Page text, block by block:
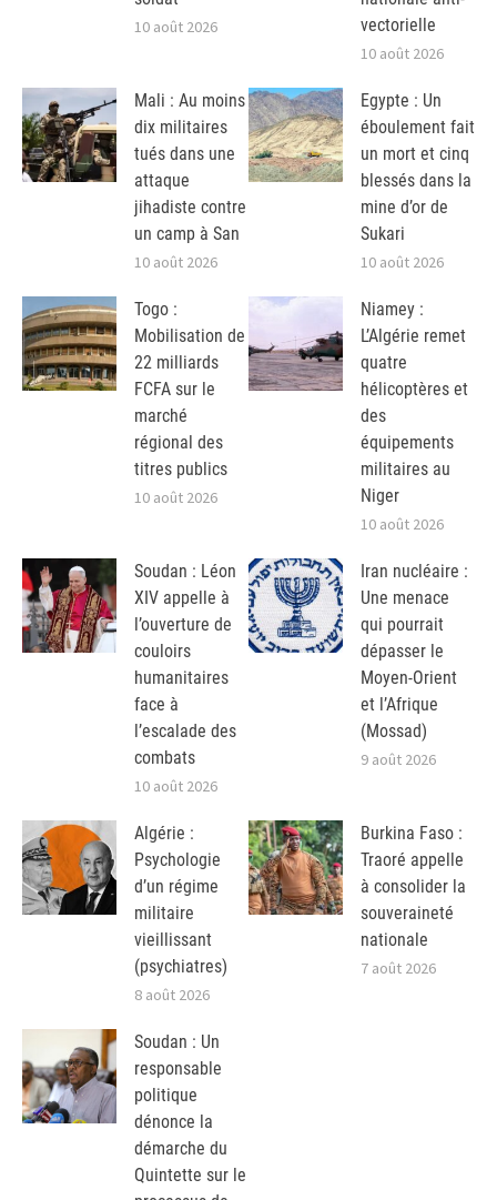
10 août 2026
vectorielle
10 août 2026
Mali : Au moins
dix militaires
tués dans une
attaque
jihadiste contre
un camp à San
10 août 2026
Egypte : Un
éboulement fait
un mort et cinq
blessés dans la
mine d’or de
Sukari
10 août 2026
Togo :
Mobilisation de
22 milliards
FCFA sur le
marché
régional des
titres publics
10 août 2026
Niamey :
L’Algérie remet
quatre
hélicoptères et
des
équipements
militaires au
Niger
10 août 2026
Soudan : Léon
XIV appelle à
l’ouverture de
couloirs
humanitaires
face à
l’escalade des
combats
10 août 2026
Iran nucléaire :
Une menace
qui pourrait
dépasser le
Moyen-Orient
et l’Afrique
(Mossad)
9 août 2026
Algérie :
Psychologie
d’un régime
militaire
vieillissant
(psychiatres)
8 août 2026
Burkina Faso :
Traoré appelle
à consolider la
souveraineté
nationale
7 août 2026
Soudan : Un
responsable
politique
dénonce la
démarche du
Quintette sur le